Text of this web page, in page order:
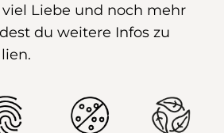
Liebe und noch mehr
du weitere Infos zu